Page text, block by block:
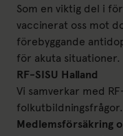
Som en viktig del i
vaccinerat oss mot
förebyggande
för akuta situationer.
RF-SISU Halland
Vi samverkar med
folkutbildningsfrågor.
Medlemsförsäkring